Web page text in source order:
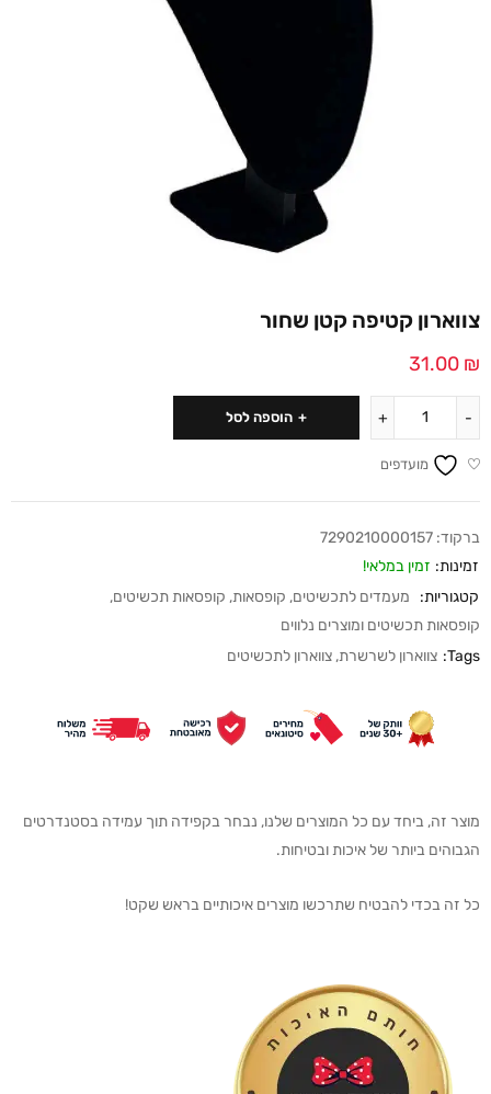
צווארון קטיפה קטן שחור
31.00 ₪
הוספה לסל
מועדפים
ברקוד: 7290210000157
זמינות: זמין במלאי!
קטגוריות:
מעמדים לתכשיטים, קופסאות, קופסאות תכשיטים,
קופסאות תכשיטים ומוצרים נלווים
Tags: צווארון לשרשרת, צווארון לתכשיטים
מוצר זה, ביחד עם כל המוצרים שלנו, נבחר בקפידה תוך עמידה בסטנדרטים
הגבוהים ביותר של איכות ובטיחות.
כל זה בכדי להבטיח שתרכשו מוצרים איכותיים בראש שקט!